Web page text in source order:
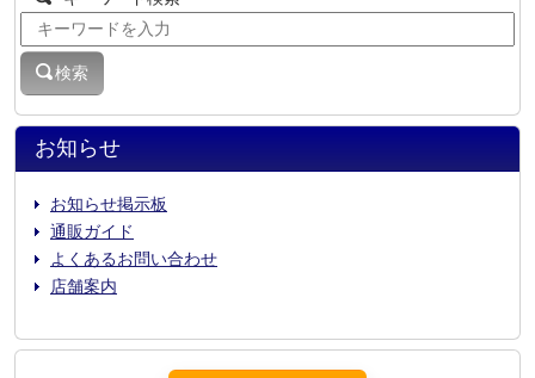
お知らせ
お知らせ掲示板
通販ガイド
よくあるお問い合わせ
店舗案内
検索